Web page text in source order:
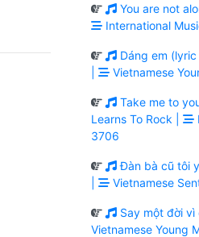
You are not
International
Dáng em (lyric
Vietnamese
Take me to
Learns To Rock |
3706
Đàn bà cũ tôi
Vietnamese
Say một đời vì
Vietnamese Young